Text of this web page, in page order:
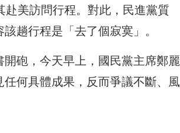
赴美訪問行程。對此，民進黨質
趟行程是「去了個寂寞」。
開砲，今天早上，國民黨主席鄭麗
何具體成果，反而爭議不斷、風